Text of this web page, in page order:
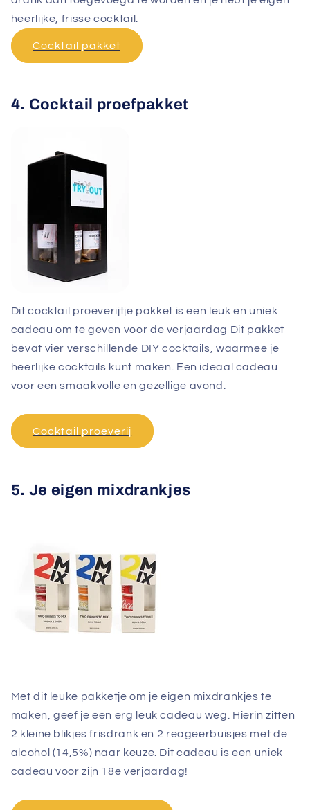
heerlijke, frisse cocktail.
Cocktail pakket
4. Cocktail proefpakket
Dit cocktail proeverijtje pakket is een leuk en uniek
cadeau om te geven voor de verjaardag Dit pakket
bevat vier verschillende DIY cocktails, waarmee je
heerlijke cocktails kunt maken. Een ideaal cadeau
voor een smaakvolle en gezellige avond.
Cocktail proeverij
5. Je eigen mixdrankjes
Met dit leuke pakketje om je eigen mixdrankjes te
maken, geef je een erg leuk cadeau weg. Hierin zitten
2 kleine blikjes frisdrank en 2 reageerbuisjes met de
alcohol (14,5%) naar keuze. Dit cadeau is een uniek
cadeau voor zijn 18e verjaardag!